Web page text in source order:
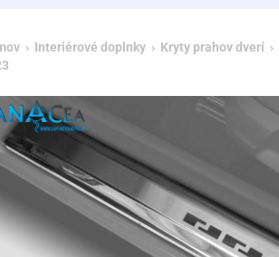
› Interiérové doplnky › Kryty prahov dverí ›